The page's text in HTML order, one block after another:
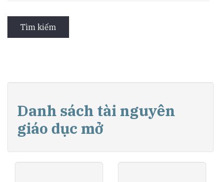
Danh sách tài nguyên
giáo dục mở